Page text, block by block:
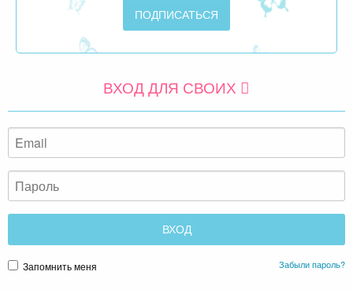
ВХОД ДЛЯ СВОИХ
Запомнить меня Забыли пароль?